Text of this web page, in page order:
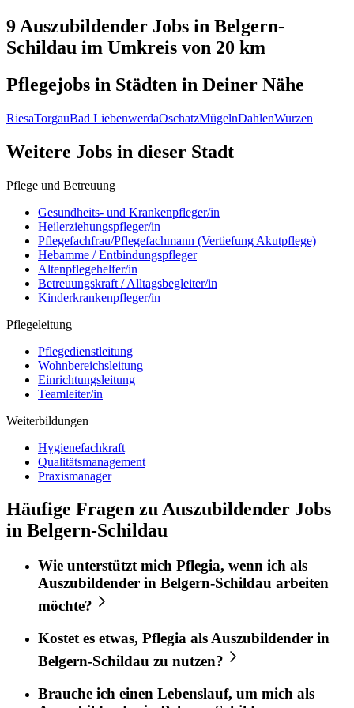
9 Auszubildender Jobs in Belgern-
Schildau im Umkreis von 20 km
Pflegejobs in Städten in Deiner Nähe
RiesaTorgauBad LiebenwerdaOschatzMügelnDahlenWurzen
Weitere Jobs in dieser Stadt
Pflege und Betreuung
Gesundheits- und Krankenpfleger/in
Heilerziehungspfleger/in
Pflegefachfrau/Pflegefachmann (Vertiefung Akutpflege)
Hebamme / Entbindungspfleger
Altenpflegehelfer/in
Betreuungskraft / Alltagsbegleiter/in
Kinderkrankenpfleger/in
Pflegeleitung
Pflegedienstleitung
Wohnbereichsleitung
Einrichtungsleitung
Teamleiter/in
Weiterbildungen
Hygienefachkraft
Qualitätsmanagement
Praxismanager
Häufige Fragen zu Auszubildender Jobs
in Belgern-Schildau
Wie unterstützt mich Pflegia, wenn ich als
Auszubildender in Belgern-Schildau arbeiten
möchte?
Kostet es etwas, Pflegia als Auszubildender in
Belgern-Schildau zu nutzen?
Brauche ich einen Lebenslauf, um mich als